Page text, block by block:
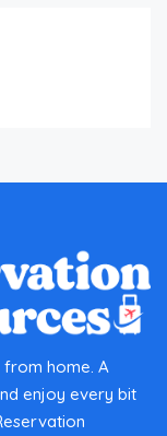
from home. A
enjoy every bit